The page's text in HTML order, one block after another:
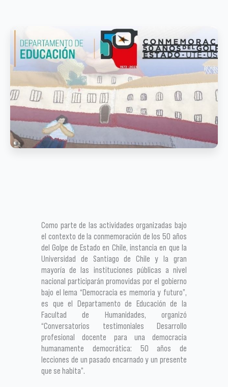
Como parte de las actividades organizadas bajo
el contexto de la conmemoración de los 50 años
del Golpe de Estado en Chile, instancia en que la
Universidad de Santiago de Chile y la gran
mayoría de las instituciones públicas a nivel
nacional participarán promovidas por el gobierno
bajo el lema “Democracia es memoria y futuro”,
es que el Departamento de Educación de la
Facultad de Humanidades, organizó
“Conversatorios testimoniales Desarrollo
profesional docente para una democracia
humanamente democrática: 50 años de
lecciones de un pasado encarnado y un presente
que se habita”.